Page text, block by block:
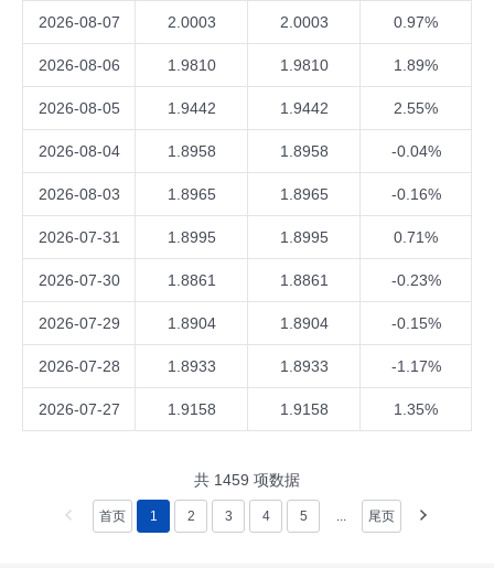
2026-08-07 2.0003 2.0003 0.97%
2026-08-06 1.9810 1.9810 1.89%
2026-08-05 1.9442 1.9442 2.55%
2026-08-04 1.8958 1.8958 -0.04%
2026-08-03 1.8965 1.8965 -0.16%
2026-07-31 1.8995 1.8995 0.71%
2026-07-30 1.8861 1.8861 -0.23%
2026-07-29 1.8904 1.8904 -0.15%
2026-07-28 1.8933 1.8933 -1.17%
2026-07-27 1.9158 1.9158 1.35%
共 1459 项数据
首页 1 2 3 4 5 ... 尾页